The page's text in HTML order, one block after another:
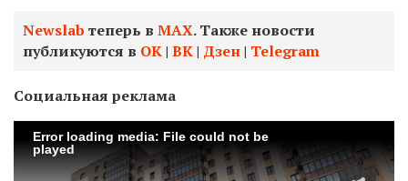
Newslab теперь в МАХ. Также новости
публикуются в ОК| ВК| Дзен| Telegram
Социальная реклама
Error loading media: File could not be
played